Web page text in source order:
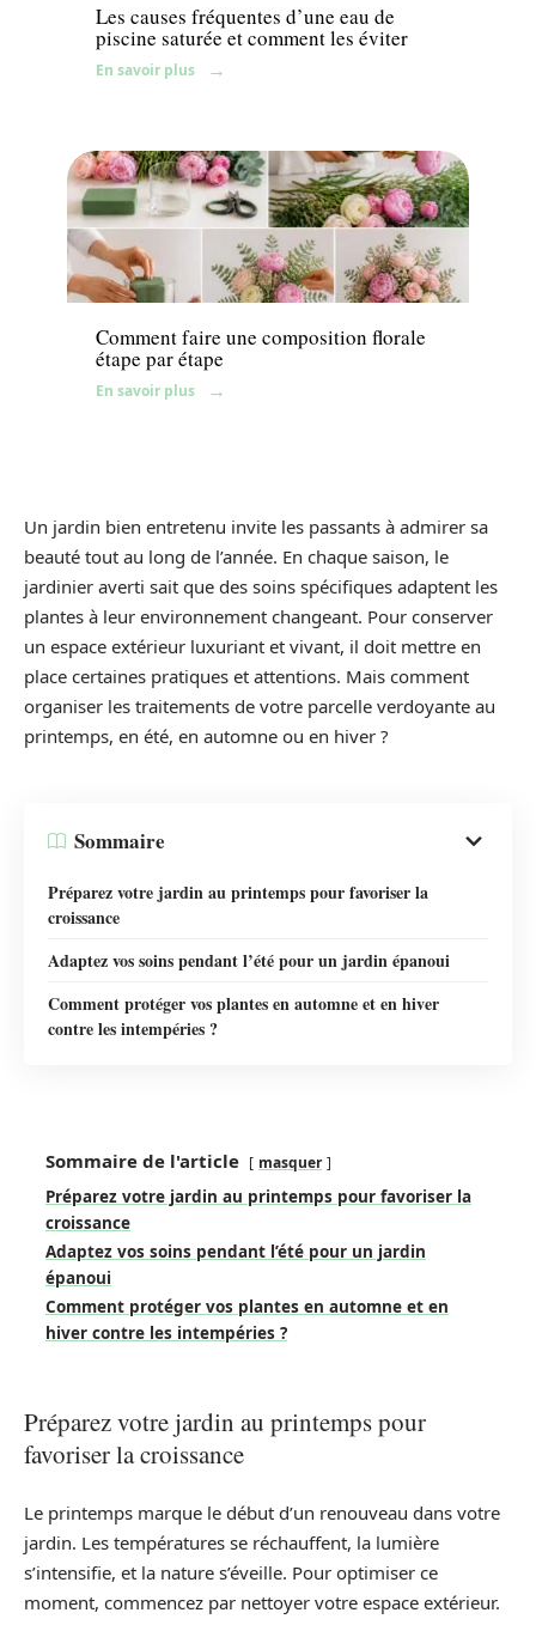
Les causes fréquentes d’une eau de
piscine saturée et comment les éviter
En savoir plus
Fleurs
Comment faire une composition florale
étape par étape
En savoir plus
Un jardin bien entretenu invite les passants à admirer sa
beauté tout au long de l’année. En chaque saison, le
jardinier averti sait que des soins spécifiques adaptent les
plantes à leur environnement changeant. Pour conserver
un espace extérieur luxuriant et vivant, il doit mettre en
place certaines pratiques et attentions. Mais comment
organiser les traitements de votre parcelle verdoyante au
printemps, en été, en automne ou en hiver ?
Sommaire
Préparez votre jardin au printemps pour favoriser la
croissance
Adaptez vos soins pendant l’été pour un jardin épanoui
Comment protéger vos plantes en automne et en hiver
contre les intempéries ?
Sommaire de l'article masquer
Préparez votre jardin au printemps pour favoriser la
croissance
Adaptez vos soins pendant l’été pour un jardin
épanoui
Comment protéger vos plantes en automne et en
hiver contre les intempéries ?
Préparez votre jardin au printemps pour
favoriser la croissance
Le printemps marque le début d’un renouveau dans votre
jardin. Les températures se réchauffent, la lumière
s’intensifie, et la nature s’éveille. Pour optimiser ce
moment, commencez par nettoyer votre espace extérieur.